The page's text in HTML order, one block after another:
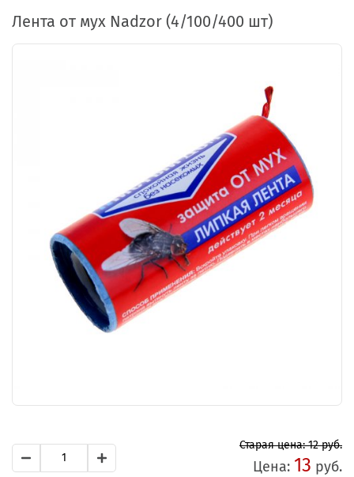
Лента от мух Nadzor (4/100/400 шт)
Старая цена: 12 руб.
Цена: 13 руб.